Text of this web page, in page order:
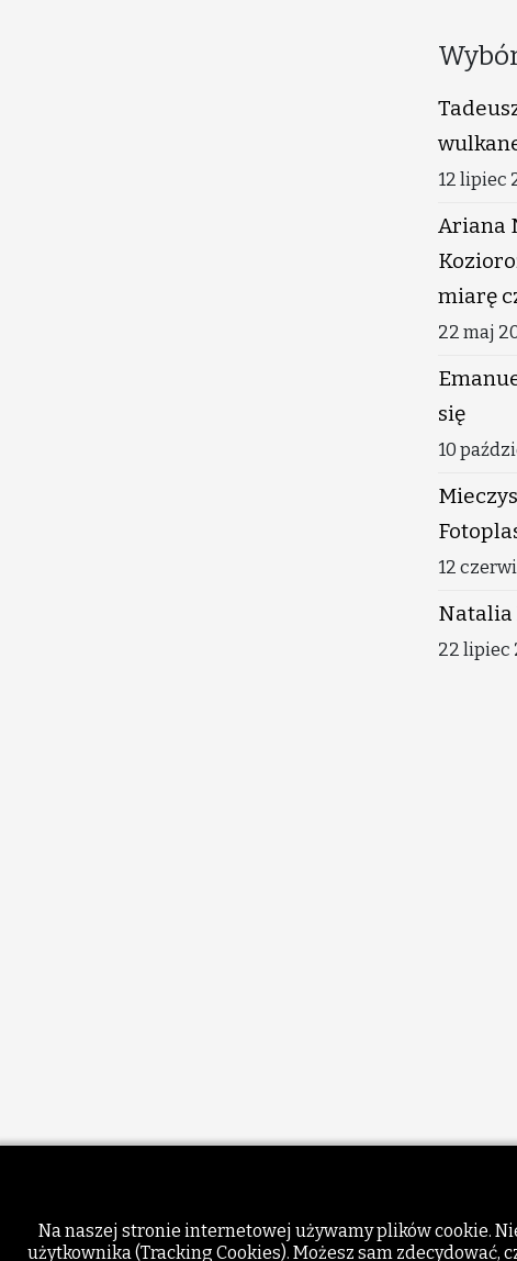
12 lipiec
Ariana
miarę
22 maj
się
10
12
Natalia
22 lipiec
Na naszej stronie internetowej używamy plików cookie.
użytkownika (Tracking Cookies). Możesz sam